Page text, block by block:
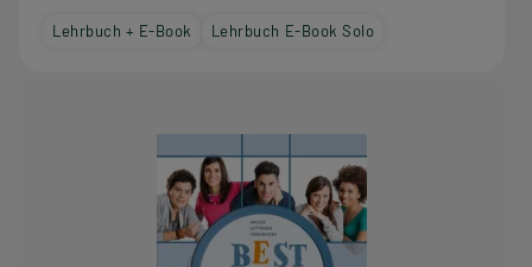
Lehrbuch + E-Book Lehrbuch E-Book Solo